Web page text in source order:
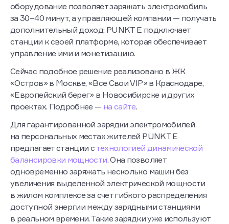
оборудование позволяет заряжать электромобиль
за 30–40 минут, а управляющей компании — получать
дополнительный доход: PUNKT E подключает
станции к своей платформе, которая обеспечивает
управление ими и монетизацию.
Сейчас подобное решение реализовано в ЖК
«Остров» в Москве, «Все Свои VIP» ​в Краснодаре,
«Европейский берег» в Новосибирске и других
проектах. Подробнее — на сайте.
Для гарантированной зарядки электромобилей
на персональных местах жителей PUNKT E
предлагает станции с технологией динамической
балансировки мощности. Она позволяет
одновременно заряжать несколько машин без
увеличения выделенной электрической мощности
в жилом комплексе за счет гибкого распределения
доступной энергии между зарядными станциями
в реальном времени. Такие зарядки уже используют